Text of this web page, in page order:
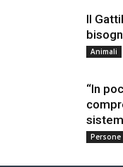
Il
Animali
“In
Persone